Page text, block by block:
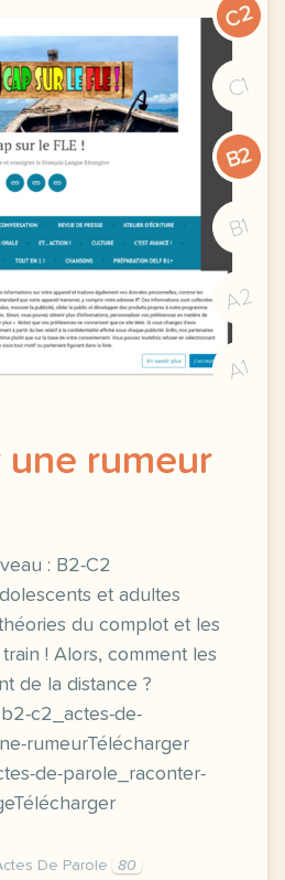
C2
C1
B2
B1
A2
A1
une rumeur
: B2-C2
et adultes
du complot et les
! Alors, comment les
de la distance ?
c2_actes-de-
rumeurTélécharger
de-parole_raconter-
De Parole
80